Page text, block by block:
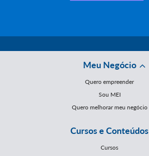
Meu Negócio
Quero empreender
Sou MEI
Quero melhorar meu negócio
Cursos e Conteúdos
Cursos